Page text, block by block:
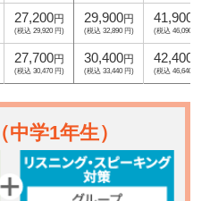
27,200円
(税込 29,920 円)
29,900円
(税込 32,890 円)
41,900
(税込 46,090 円)
27,700円
(税込 30,470 円)
30,400円
(税込 33,440 円)
42,400
(税込 46,640 円)
（中学1年生）